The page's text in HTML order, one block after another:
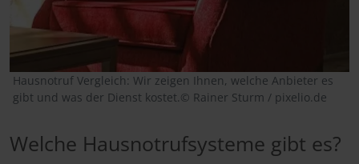
Hausnotruf Vergleich: Wir zeigen Ihnen, welche Anbieter es
gibt und was der Dienst kostet.© Rainer Sturm / pixelio.de
Welche Hausnotrufsysteme gibt es?